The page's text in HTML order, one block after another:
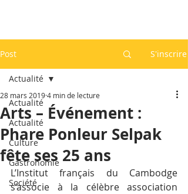
Post S'inscrire
Actualité
Actualité
Culture
Gastronomie
Société
Actualité
Arts – Événement :
Phare Ponleur Selpak
fête ses 25 ans
28 mars 20194 min de lecture
L’Institut français du Cambodge
s’associe à la célèbre association